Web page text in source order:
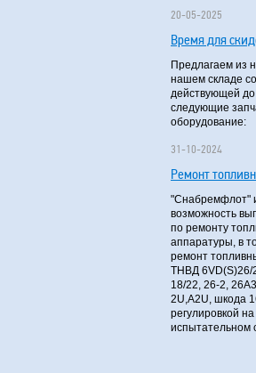
20-05-2025
Время для
Предлагаем из
нашем складе
действующей до
следующие
оборудование:
31-10-2024
Ремонт
"Снабремфлот"
возможность
по ремонту
аппаратуры, в
ремонт
ТНВД 6VD(S)26/
18/22, 26-2,
2U,A2U, шкода
регулировкой на
испытательном